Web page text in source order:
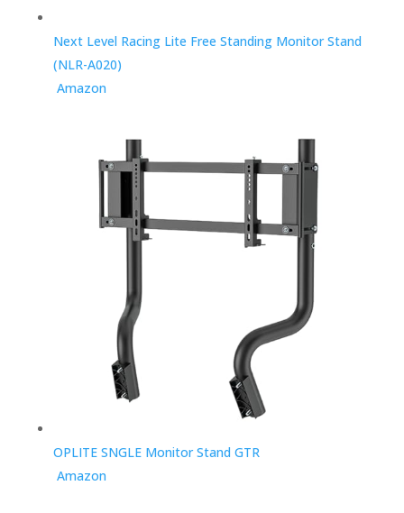
Next Level Racing Lite Free Standing Monitor Stand
(NLR-A020)
Amazon
OPLITE SNGLE Monitor Stand GTR
Amazon